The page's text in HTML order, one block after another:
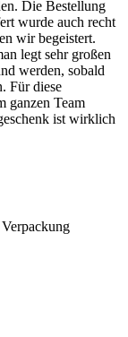
Die Bestellung
wurde auch recht
wir begeistert.
legt sehr großen
werden, sobald
Für diese
ganzen Team
ist wirklich